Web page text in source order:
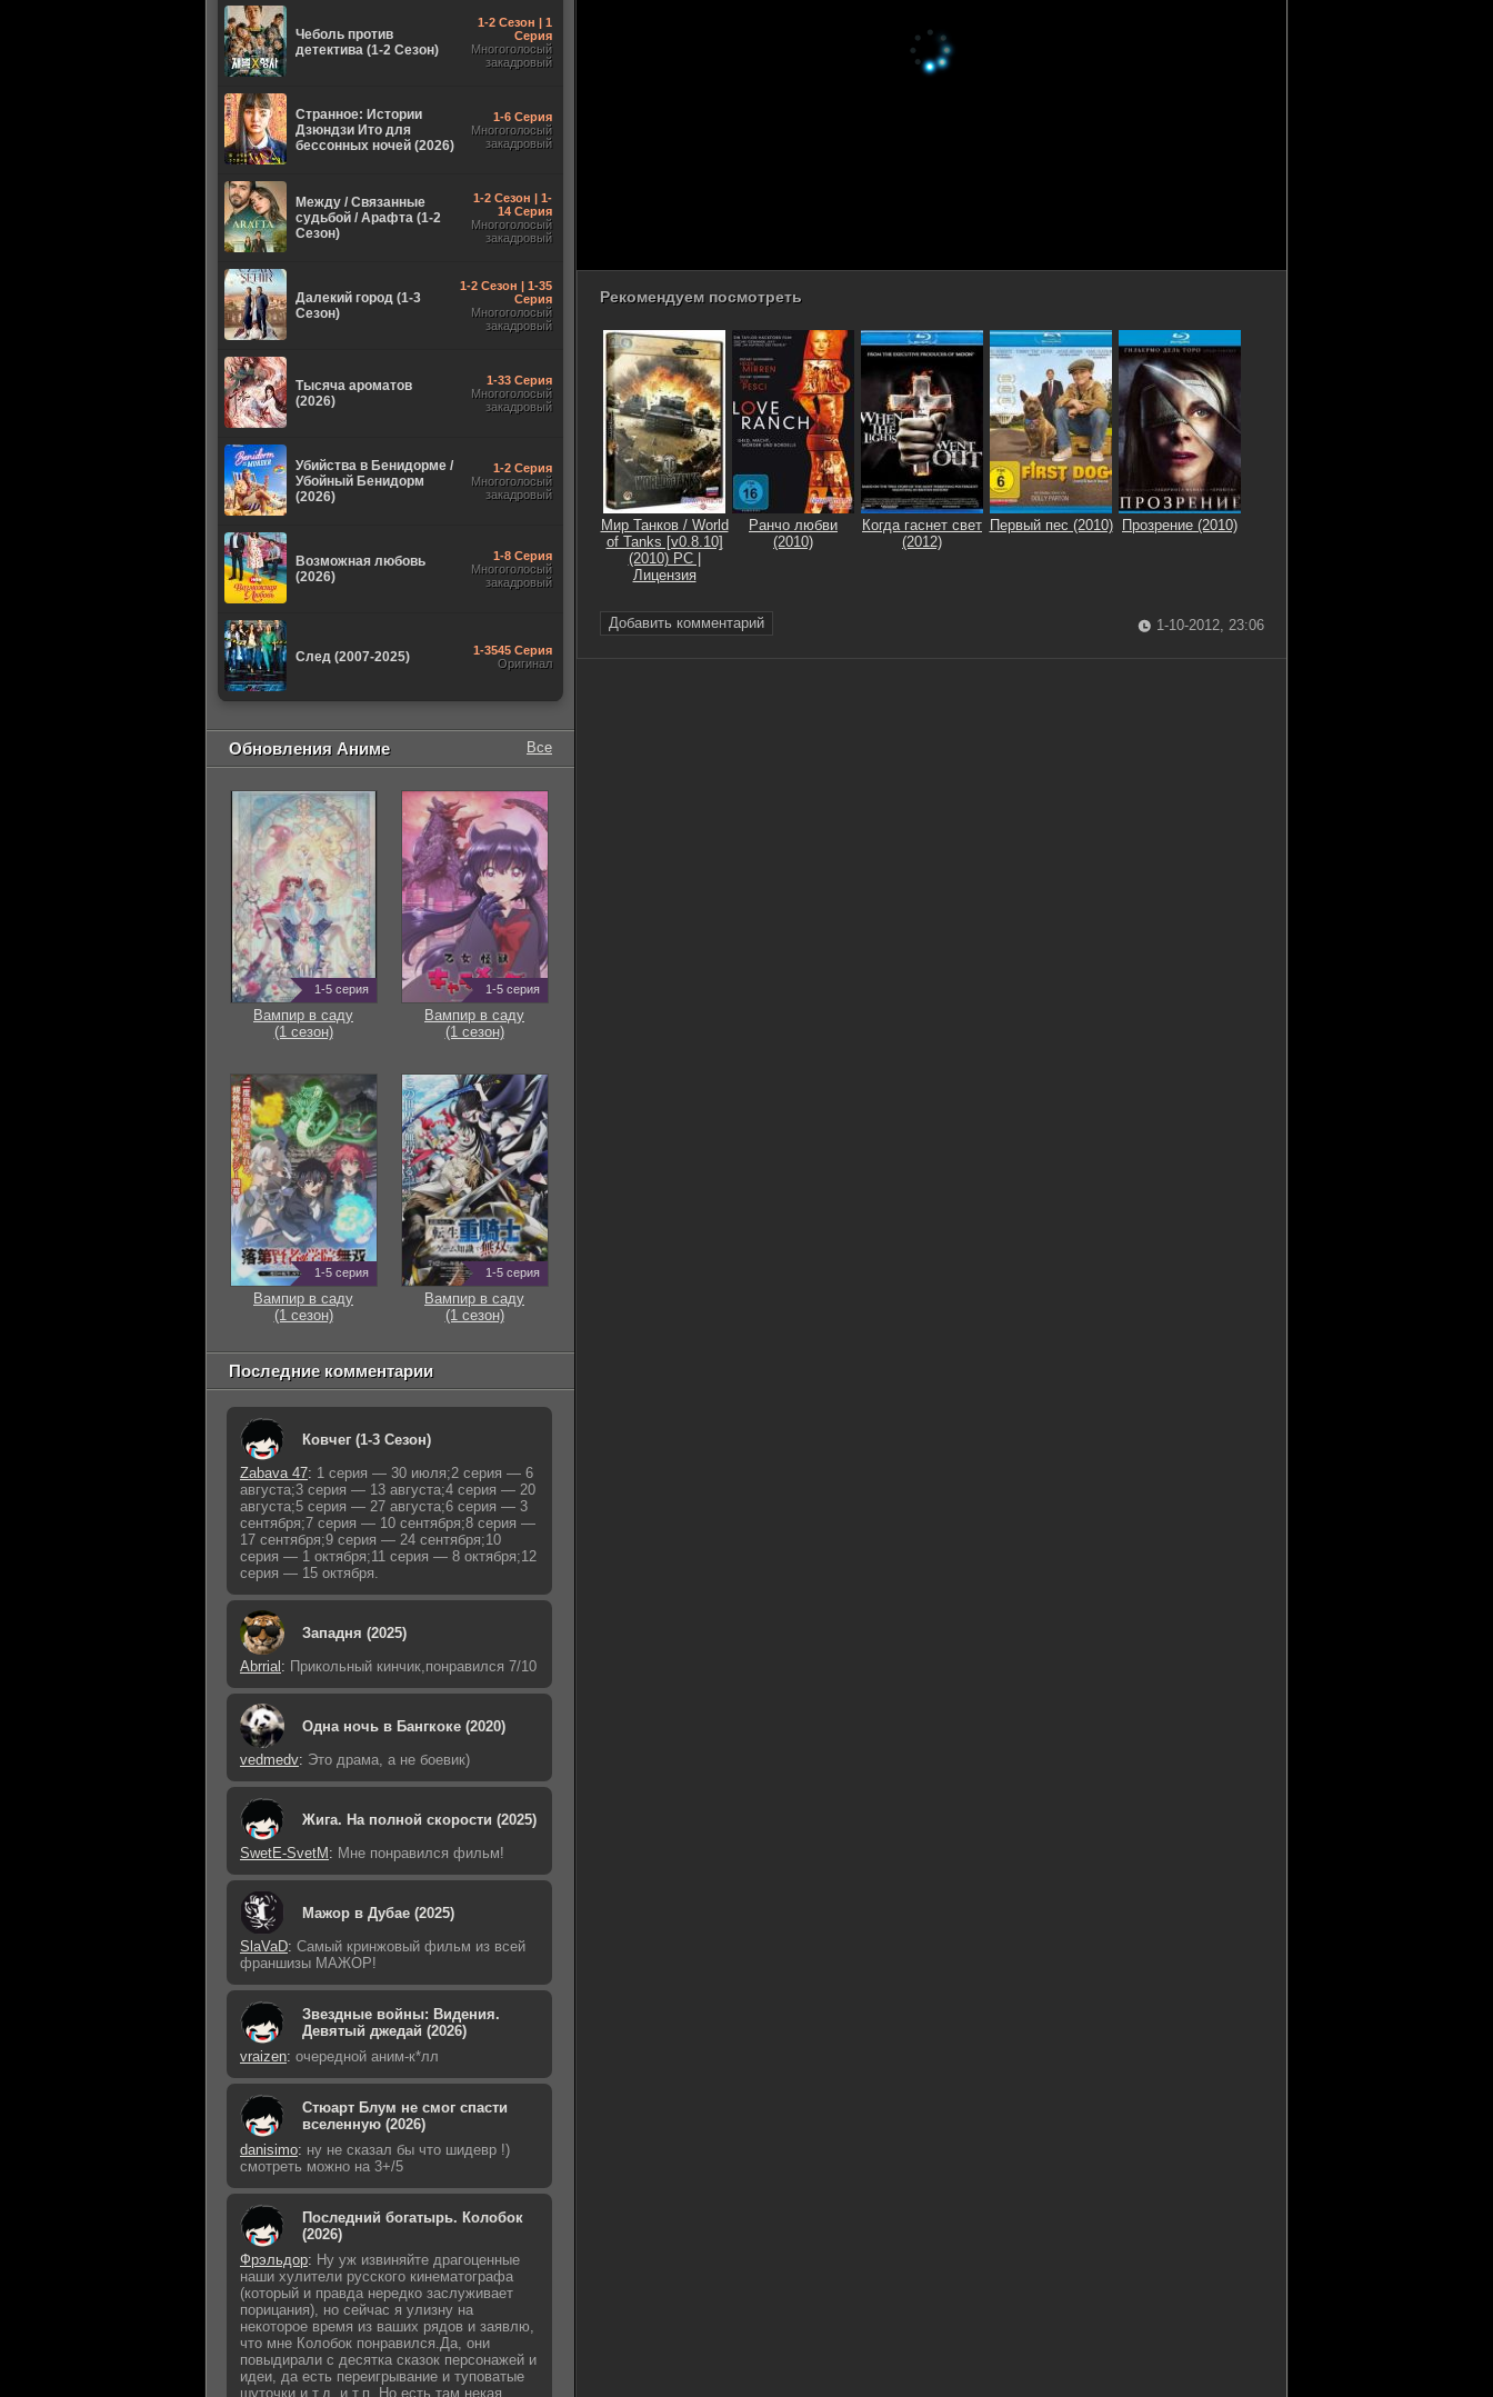
Рекомендуем посмотреть
Мир Танков / World
of Tanks [v0.8.10]
(2010) PC |
Лицензия
Ранчо любви
(2010)
Когда гаснет свет
(2012)
Первый пес (2010) Прозрение (2010)
Добавить комментарий 1-10-2012, 23:06
Чеболь против
детектива (1-2 Сезон)
1-2 Сезон | 1
Серия
Многоголосый
закадровый
Странное: Истории
Дзюндзи Ито для
бессонных ночей (2026)
1-6 Серия
Многоголосый
закадровый
Между / Связанные
судьбой / Арафта (1-2
Сезон)
1-2 Сезон | 1-
14 Серия
Многоголосый
закадровый
Далекий город (1-3
Сезон)
1-2 Сезон | 1-35
Серия
Многоголосый
закадровый
Тысяча ароматов
(2026)
1-33 Серия
Многоголосый
закадровый
Убийства в Бенидорме /
Убойный Бенидорм
(2026)
1-2 Серия
Многоголосый
закадровый
Возможная любовь
(2026)
1-8 Серия
Многоголосый
закадровый
След (2007-2025)
1-3545 Серия
Оригинал
Обновления Аниме Все
1-5 серия
Вампир в саду
(1 сезон)
1-5 серия
Вампир в саду
(1 сезон)
1-5 серия
Вампир в саду
(1 сезон)
1-5 серия
Вампир в саду
(1 сезон)
Последние комментарии
Ковчег (1-3 Сезон)
Zabava 47: 1 серия — 30 июля;2 серия — 6
августа;3 серия — 13 августа;4 серия — 20
августа;5 серия — 27 августа;6 серия — 3
сентября;7 серия — 10 сентября;8 серия —
17 сентября;9 серия — 24 сентября;10
серия — 1 октября;11 серия — 8 октября;12
серия — 15 октября.
Западня (2025)
Abrrial : Прикольный кинчик,понравился 7/10
Одна ночь в Бангкоке (2020)
vedmedv: Это драма, а не боевик)
Жига. На полной скорости (2025)
SwetE-SvetM : Мне понравился фильм!
Мажор в Дубае (2025)
SlaVaD: Самый кринжовый фильм из всей
франшизы МАЖОР!
Звездные войны: Видения.
Девятый джедай (2026)
vraizen: очередной аним-к*лл
Стюарт Блум не смог спасти
вселенную (2026)
danisimo: ну не сказал бы что шидевр !)
смотреть можно на 3+/5
Последний богатырь. Колобок
(2026)
Фрэльдор: Ну уж извиняйте драгоценные
наши хулители русского кинематографа
(который и правда нередко заслуживает
порицания), но сейчас я улизну на
некоторое время из ваших рядов и заявлю,
что мне Колобок понравился.Да, они
повыдирали с десятка сказок персонажей и
идеи, да есть переигрывание и туповатые
шуточки и т.д. и т.п. Но есть там некая